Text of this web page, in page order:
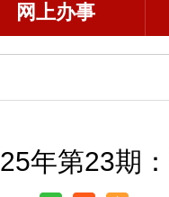
网上办事
年第23期